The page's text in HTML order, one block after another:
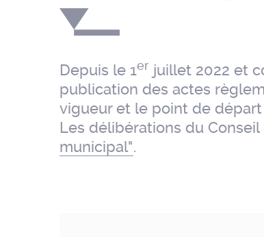
Depuis le 1er juillet 2022 et
publication des actes
vigueur et le point de
Les délibérations du
municipal".